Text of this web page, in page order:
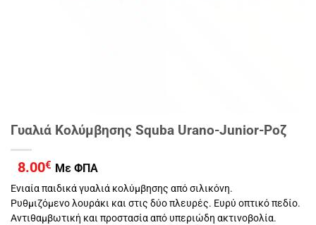
Γυαλιά Κολύμβησης Squba Urano-Junior-Ροζ
8.00€ Με ΦΠΑ
Ενιαία παιδικά γυαλιά κολύμβησης από σιλικόνη.
Ρυθμιζόμενο λουράκι και στις δύο πλευρές. Ευρύ οπτικό πεδίο.
Αντιθαμβωτική και προστασία από υπεριώδη ακτινοβολία.